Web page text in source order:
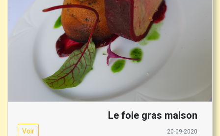
Le foie gras maison
Voir 20-09-2020